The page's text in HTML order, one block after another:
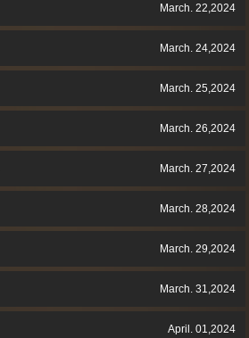
March. 22,2024
March. 24,2024
March. 25,2024
March. 26,2024
March. 27,2024
March. 28,2024
March. 29,2024
March. 31,2024
April. 01,2024